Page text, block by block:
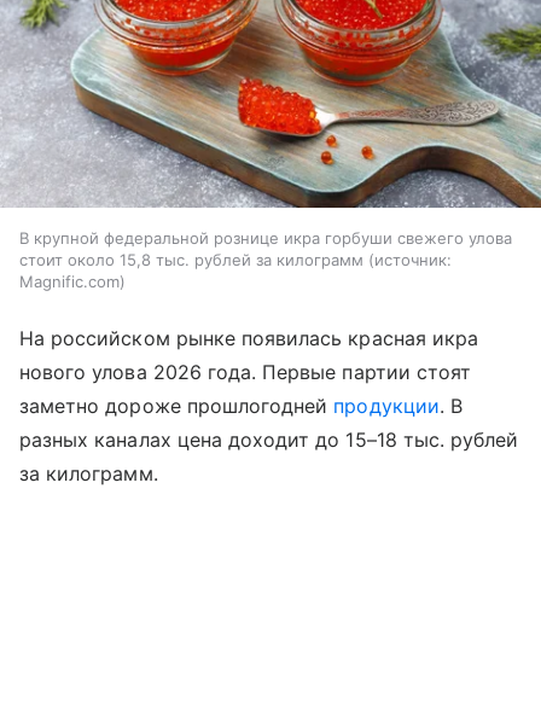
В крупной федеральной рознице икра горбуши свежего улова
стоит около 15,8 тыс. рублей за килограмм
источник:
Magnific.com
На российском рынке появилась красная икра
нового улова 2026 года. Первые партии стоят
заметно дороже прошлогодней продукции. В
разных каналах цена доходит до 15–18 тыс. рублей
за килограмм.